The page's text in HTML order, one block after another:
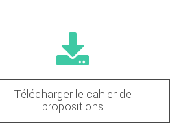
Télécharger le cahier de
propositions